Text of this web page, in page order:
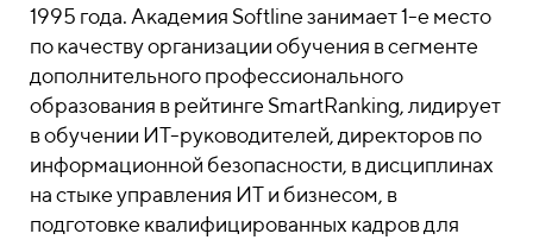
1995 года. Академия Softline занимает 1-е место
по качеству организации обучения в сегменте
дополнительного профессионального
образования в рейтинге SmartRanking, лидирует
в обучении ИТ-руководителей, директоров по
информационной безопасности, в дисциплинах
на стыке управления ИТ и бизнесом, в
подготовке квалифицированных кадров для